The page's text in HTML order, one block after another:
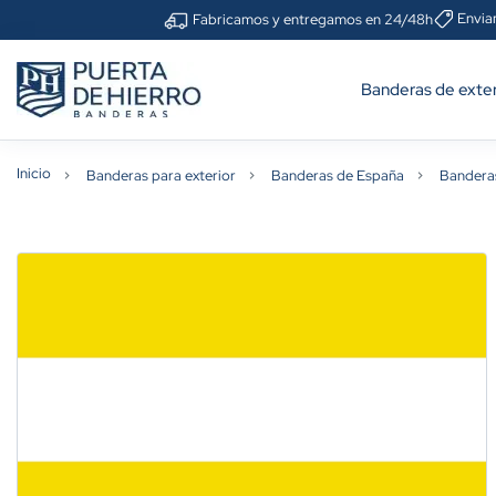
Fabricamos y entregamos en 24/48h
Banderas de
Inicio Banderas para exterior Banderas de España